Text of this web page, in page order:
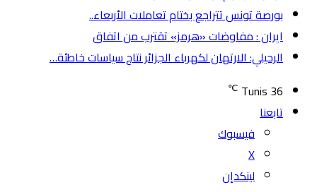
بورصة تونس تتراجع بختام تعاملات الأربعاء..
ايران : مفاوضات «هرمز» تقترب من اتفاق
الرحيلي: الارتهان لكهرباء الجزائر نتاج سياسات خاطئة…
Tunis 36
℃
تابعنا
فيسبوك
‫X
لينكدإن